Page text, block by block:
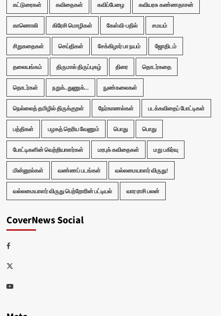
கட்டுரைகள் கவிதைகள் கவிப்பேழை கவியரசு கண்ணதாசன்
காணொலி கிரேசி மொழிகள் கேள்வி-பதில் சமயம்
சிறுகதைகள் செய்திகள் சேக்கிழார் பா நயம் ஜோதிடம்
தலையங்கம் திருமால் திருப்புகழ் திரை தொடர்கதை
தொடர்கள் நறுக்..துணுக்... நுண்கலைகள்
நெல்லைத் தமிழில் திருக்குறள் நேர்காணல்கள் படக்கவிதைப் போட்டிகள்
பத்திகள் பழகத் தெரிய வேணும் பொது பொது
போட்டிகளின் வெற்றியாளர்கள் மரபுக் கவிதைகள் மறு பகிர்வு
மின்னூல்கள் வண்ணப் படங்கள் வல்லமையாளர் விருது!
வல்லமையாளர் விருது பெற்றோரின் பட்டியல் வார ராசி பலன்
CoverNews Social
Facebook
Twitter
Youtube